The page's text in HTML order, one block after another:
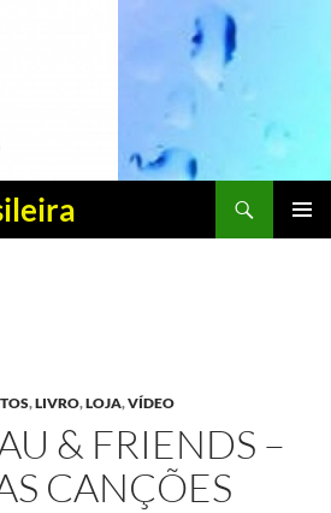
,LIVRO,LOJA,VÍDEO
& FRIENDS –
CANÇÕES